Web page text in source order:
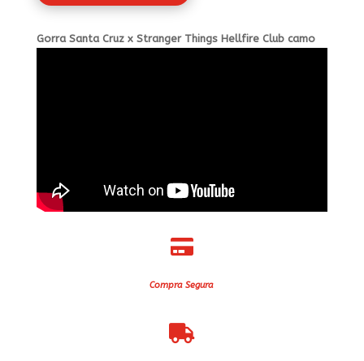
Gorra Santa Cruz x Stranger Things Hellfire Club camo

Compra Segura
